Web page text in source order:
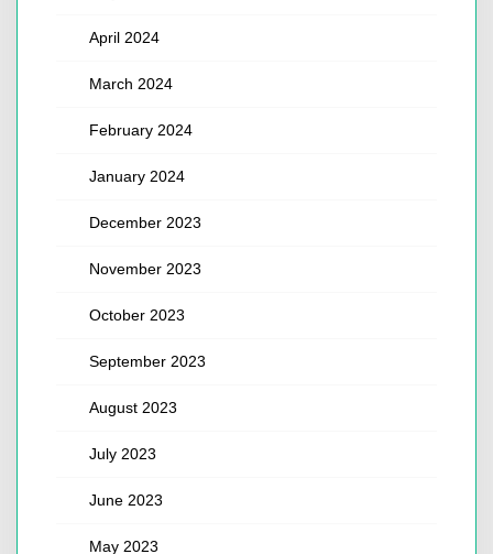
April 2024
March 2024
February 2024
January 2024
December 2023
November 2023
October 2023
September 2023
August 2023
July 2023
June 2023
May 2023